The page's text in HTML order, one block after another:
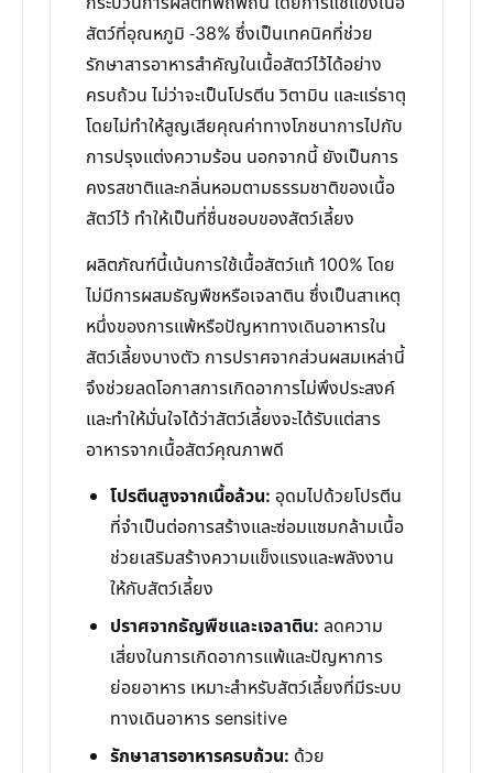
สัตว์ที่อุณหภูมิ -38% ซึ่งเป็นเทคนิคที่ช่วย
รักษาสารอาหารสำคัญในเนื้อสัตว์ไว้ได้อย่าง
ครบถ้วน ไม่ว่าจะเป็นโปรตีน วิตามิน และแร่ธาตุ
โดยไม่ทำให้สูญเสียคุณค่าทางโภชนาการไปกับ
การปรุงแต่งความร้อน นอกจากนี้ ยังเป็นการ
คงรสชาติและกลิ่นหอมตามธรรมชาติของเนื้อ
สัตว์ไว้ ทำให้เป็นที่ชื่นชอบของสัตว์เลี้ยง
ผลิตภัณฑ์นี้เน้นการใช้เนื้อสัตว์แท้ 100% โดย
ไม่มีการผสมธัญพืชหรือเจลาติน ซึ่งเป็นสาเหตุ
หนึ่งของการแพ้หรือปัญหาทางเดินอาหารใน
สัตว์เลี้ยงบางตัว การปราศจากส่วนผสมเหล่านี้
จึงช่วยลดโอกาสการเกิดอาการไม่พึงประสงค์
และทำให้มั่นใจได้ว่าสัตว์เลี้ยงจะได้รับแต่สาร
อาหารจากเนื้อสัตว์คุณภาพดี
โปรตีนสูงจากเนื้อล้วน: อุดมไปด้วยโปรตีน
ที่จำเป็นต่อการสร้างและซ่อมแซมกล้ามเนื้อ
ช่วยเสริมสร้างความแข็งแรงและพลังงาน
ให้กับสัตว์เลี้ยง
ปราศจากธัญพืชและเจลาติน: ลดความ
เสี่ยงในการเกิดอาการแพ้และปัญหาการ
ย่อยอาหาร เหมาะสำหรับสัตว์เลี้ยงที่มีระบบ
ทางเดินอาหาร sensitive
รักษาสารอาหารครบถ้วน: ด้วย